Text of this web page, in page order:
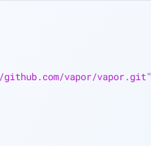
vapor/vapor.git"